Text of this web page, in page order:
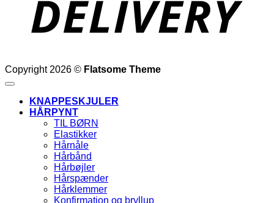
Copyright 2026 © Flatsome Theme
KNAPPESKJULER
HÅRPYNT
TIL BØRN
Elastikker
Hårnåle
Hårbånd
Hårbøjler
Hårspænder
Hårklemmer
Konfirmation og bryllup